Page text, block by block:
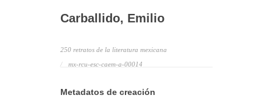
Carballido, Emilio
250 retratos de la literatura mexicana
mx-rcu-esc-caem-a-00014
Metadatos de creación